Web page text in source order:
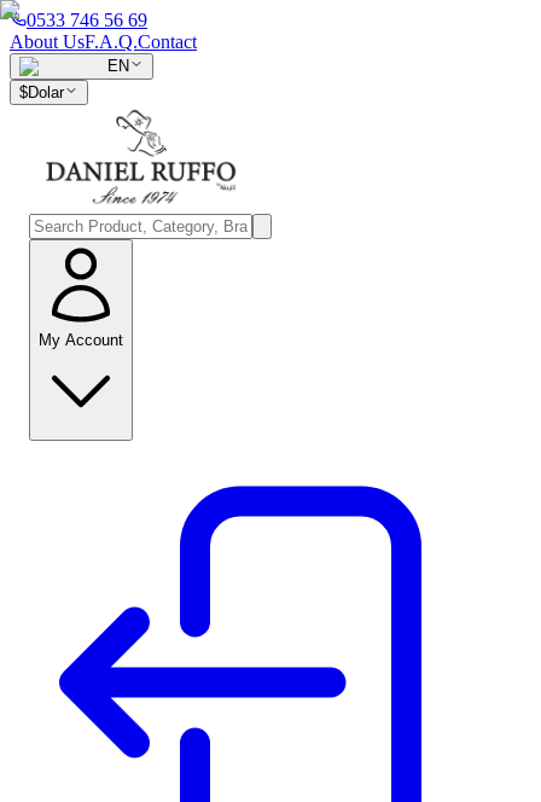
0533 746 56 69
About UsF.A.Q.Contact
EN
$Dolar
My Account